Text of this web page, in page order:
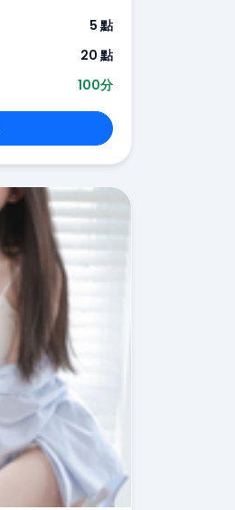
5 點
20 點
100分